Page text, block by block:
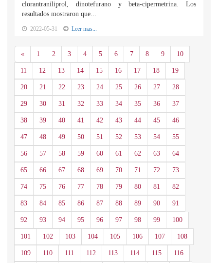
clorantraniliprol, dinotefurano y beta-cipermetrina. Los
resultados mostraron que...
2022-05-31 Leer mas...
«Anterior
1 2 3 4 5 6 7 8 9 10
11 12 13 14 15 16 17 18 19
20 21 22 23 24 25 26 27 28
29 30 31 32 33 34 35 36 37
38 39 40 41 42 43 44 45 46
47 48 49 50 51 52 53 54 55
56 57 58 59 60 61 62 63 64
65 66 67 68 69 70 71 72 73
74 75 76 77 78 79 80 81 82
83 84 85 86 87 88 89 90 91
92 93 94 95 96 97 98 99 100
101 102 103 104 105 106 107 108
109 110 111 112 113 114 115 116